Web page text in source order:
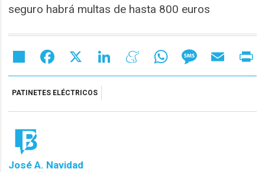
seguro habrá multas de hasta 800 euros
Share Facebook LinkedIn MeneameWhatsAppMessageEmail
PATINETES ELÉCTRICOS
José A. Navidad